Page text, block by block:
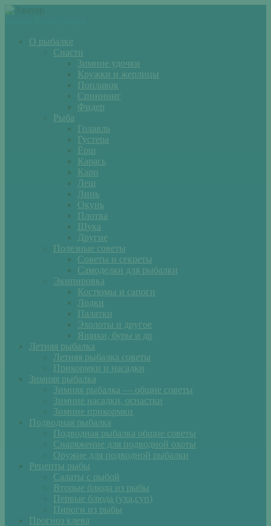
О рыбалке
Снасти
Зимние удочки
Кружки и жерлицы
Поплавок
Спиннинг
Фидер
Рыба
Голавль
Густера
Ёрш
Карась
Карп
Лещ
Линь
Окунь
Плотва
Щука
Другие
Полезные советы
Советы и секреты
Самоделки для рыбалки
Экипировка
Костюмы и сапоги
Лодки
Палатки
Эхолоты и другое
Ящики, буры и др
Летняя рыбалка
Летняя рыбалка советы
Прикормки и насадки
Зимняя рыбалка
Зимняя рыбалка — общие советы
Зимние насадки, оснастки
Зимние прикормки
Подводная рыбалка
Подводная рыбалка общие советы
Снаряжение для подводной охоты
Оружие для подводной рыбалки
Рецепты рыбы
Салаты с рыбой
Вторые блюда из рыбы
Первые блюда (уха,суп)
Пироги из рыбы
Прогноз клева